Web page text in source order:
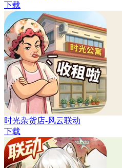
下载
时光杂货店-风云联动
下载